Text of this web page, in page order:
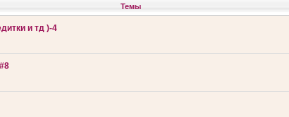
Темы
и тд )-4